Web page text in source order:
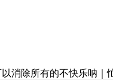
消除所有的不快乐呐｜